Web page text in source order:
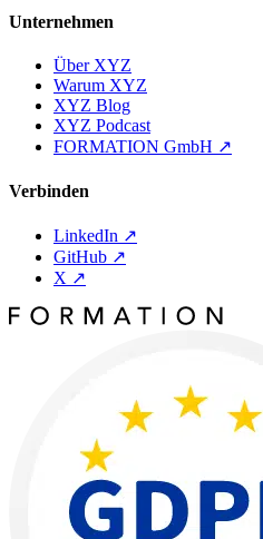
Unternehmen
Über XYZ
Warum XYZ
XYZ Blog
XYZ Podcast
FORMATION GmbH ↗
Verbinden
LinkedIn ↗
GitHub ↗
X ↗